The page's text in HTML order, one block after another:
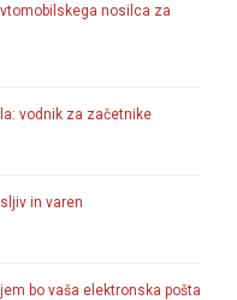
nosilca za
vodnik za začetnike
in varen
bo vaša elektronska pošta